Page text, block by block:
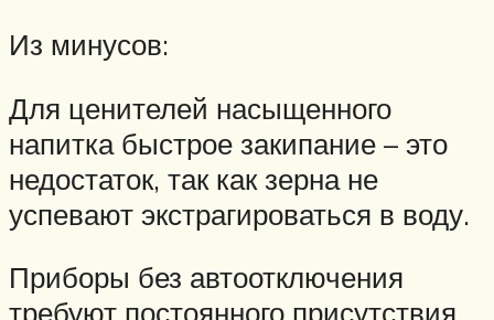
Из минусов:
Для ценителей насыщенного
напитка быстрое закипание – это
недостаток, так как зерна не
успевают экстрагироваться в воду.
Приборы без автоотключения
требуют постоянного присутствия,